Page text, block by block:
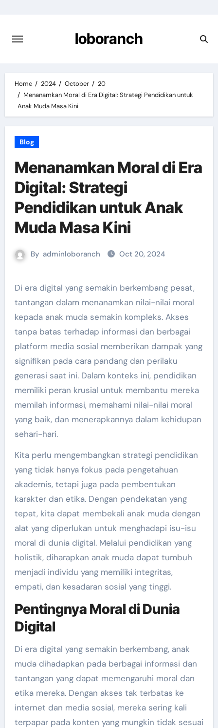
content
loboranch
Home 2024 October
20
Menanamkan Moral di Era Digital: Strategi Pendidikan untuk
Anak Muda Masa Kini
Blog
Menanamkan Moral di Era
Digital: Strategi
Pendidikan untuk Anak
Muda Masa Kini
By adminloboranch Oct 20, 2024
Di era digital yang semakin berkembang pesat,
tantangan dalam menanamkan nilai-nilai moral
kepada anak muda semakin kompleks. Akses
tanpa batas terhadap informasi dan berbagai
platform media sosial memberikan dampak yang
signifikan pada cara pandang dan perilaku
generasi saat ini. Dalam konteks ini, pendidikan
memiliki peran krusial untuk membantu mereka
memilah informasi, memahami nilai-nilai moral
yang baik, dan menerapkannya dalam kehidupan
sehari-hari.
Kita perlu mengembangkan strategi pendidikan
yang tidak hanya fokus pada pengetahuan
akademis, tetapi juga pada pembentukan
karakter dan etika. Dengan pendekatan yang
tepat, kita dapat membekali anak muda dengan
alat yang diperlukan untuk menghadapi isu-isu
moral di dunia digital. Melalui pendidikan yang
holistik, diharapkan anak muda dapat tumbuh
menjadi individu yang memiliki integritas,
empati, dan kesadaran sosial yang tinggi.
Pentingnya Moral di Dunia
Digital
Di era digital yang semakin berkembang, anak
muda dihadapkan pada berbagai informasi dan
tantangan yang dapat memengaruhi moral dan
etika mereka. Dengan akses tak terbatas ke
internet dan media sosial, mereka sering kali
terpapar pada konten yang mungkin tidak sesuai